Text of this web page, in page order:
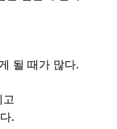
될 때가 많다.
.